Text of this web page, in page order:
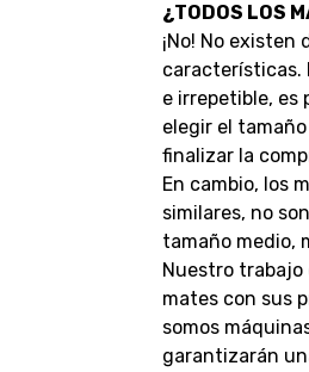
¿TODOS LOS
¡No! No
características.
e irrepetible, es
elegir el
finalizar la
En cambio, los
similares, no
tamaño medio,
Nuestro trabajo
mates con sus
somos
garantizarán